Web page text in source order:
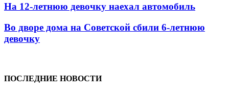
На 12-летнюю девочку наехал автомобиль
Во дворе дома на Советской сбили 6-летнюю
девочку
ПОСЛЕДНИЕ НОВОСТИ